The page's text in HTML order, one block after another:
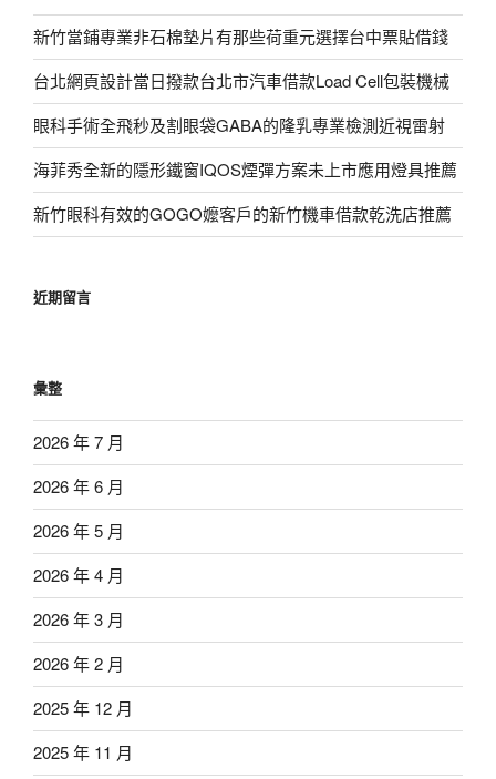
新竹當鋪專業非石棉墊片有那些荷重元選擇台中票貼借錢
台北網頁設計當日撥款台北市汽車借款Load Cell包裝機械
眼科手術全飛秒及割眼袋GABA的隆乳專業檢測近視雷射
海菲秀全新的隱形鐵窗IQOS煙彈方案未上市應用燈具推薦
新竹眼科有效的GOGO嬤客戶的新竹機車借款乾洗店推薦
近期留言
彙整
2026 年 7 月
2026 年 6 月
2026 年 5 月
2026 年 4 月
2026 年 3 月
2026 年 2 月
2025 年 12 月
2025 年 11 月